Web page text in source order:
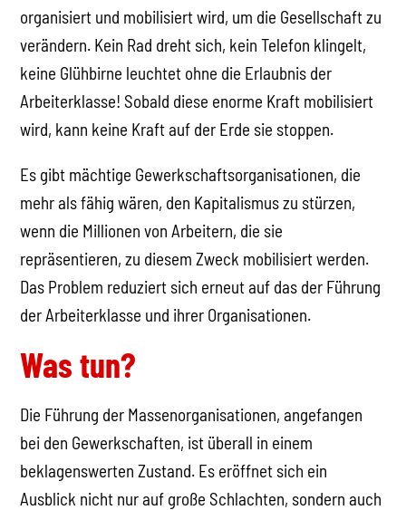
organisiert und mobilisiert wird, um die Gesellschaft zu
verändern. Kein Rad dreht sich, kein Telefon klingelt,
keine Glühbirne leuchtet ohne die Erlaubnis der
Arbeiterklasse! Sobald diese enorme Kraft mobilisiert
wird, kann keine Kraft auf der Erde sie stoppen.
Es gibt mächtige Gewerkschaftsorganisationen, die
mehr als fähig wären, den Kapitalismus zu stürzen,
wenn die Millionen von Arbeitern, die sie
repräsentieren, zu diesem Zweck mobilisiert werden.
Das Problem reduziert sich erneut auf das der Führung
der Arbeiterklasse und ihrer Organisationen.
Was tun?
Die Führung der Massenorganisationen, angefangen
bei den Gewerkschaften, ist überall in einem
beklagenswerten Zustand. Es eröffnet sich ein
Ausblick nicht nur auf große Schlachten, sondern auch